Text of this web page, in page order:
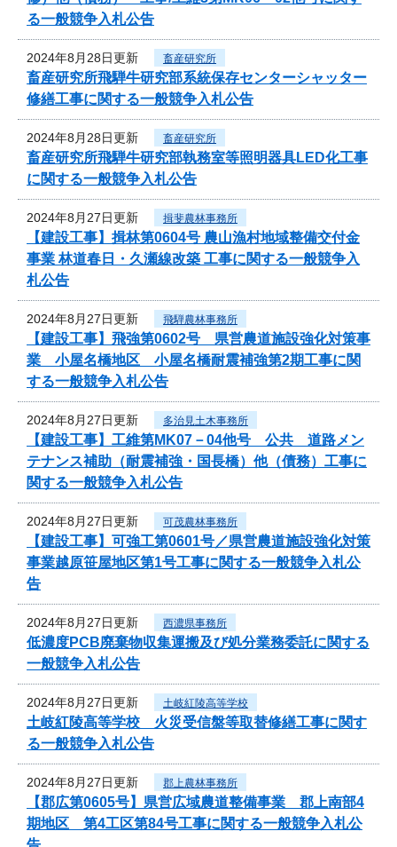
る一般競争入札公告
2024年8月28日更新 畜産研究所
畜産研究所飛騨牛研究部系統保存センターシャッター
修繕工事に関する一般競争入札公告
2024年8月28日更新 畜産研究所
畜産研究所飛騨牛研究部執務室等照明器具LED化工事
に関する一般競争入札公告
2024年8月27日更新 揖斐農林事務所
【建設工事】揖林第0604号 農山漁村地域整備交付金
事業 林道春日・久瀬線改築 工事に関する一般競争入
札公告
2024年8月27日更新 飛騨農林事務所
【建設工事】飛強第0602号 県営農道施設強化対策事
業 小屋名橋地区 小屋名橋耐震補強第2期工事に関
する一般競争入札公告
2024年8月27日更新 多治見土木事務所
【建設工事】工維第MK07－04他号 公共 道路メン
テナンス補助（耐震補強・国長橋）他（債務）工事に
関する一般競争入札公告
2024年8月27日更新 可茂農林事務所
【建設工事】可強工第0601号／県営農道施設強化対策
事業越原笹屋地区第1号工事に関する一般競争入札公
告
2024年8月27日更新 西濃県事務所
低濃度PCB廃棄物収集運搬及び処分業務委託に関する
一般競争入札公告
2024年8月27日更新 土岐紅陵高等学校
土岐紅陵高等学校 火災受信盤等取替修繕工事に関す
る一般競争入札公告
2024年8月27日更新 郡上農林事務所
【郡広第0605号】県営広域農道整備事業 郡上南部4
期地区 第4工区第84号工事に関する一般競争入札公